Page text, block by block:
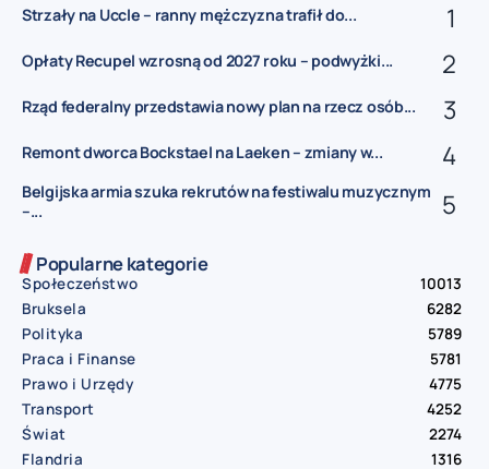
Strzały na Uccle – ranny mężczyzna trafił do...
Opłaty Recupel wzrosną od 2027 roku – podwyżki...
Rząd federalny przedstawia nowy plan na rzecz osób...
Remont dworca Bockstael na Laeken – zmiany w...
Belgijska armia szuka rekrutów na festiwalu muzycznym
–...
Popularne kategorie
Społeczeństwo
10013
Bruksela
6282
Polityka
5789
Praca i Finanse
5781
Prawo i Urzędy
4775
Transport
4252
Świat
2274
Flandria
1316